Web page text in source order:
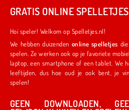
GRATIS ONLINE
Hoi speler! Welkom op Spelletjes.nl!
We hebben duizenden online spelletjes die je alleen of
spelen. Ze werken ook op je favoriete
laptop, een smartphone of een tablet. We hebben iets voor spelers van alle
leeftijden, dus hoe oud je ook bent, je vindt altijd wel
spelen!
GEEN DOWNLOADEN,